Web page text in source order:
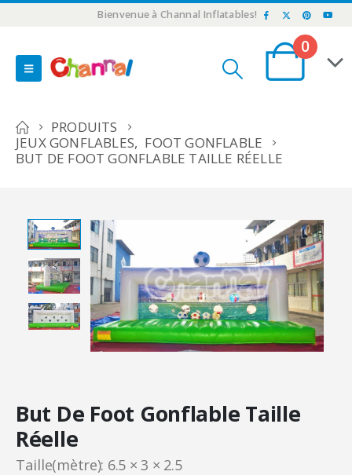
Bienvenue à Channal Inflatables!
0
PRODUITS
JEUX GONFLABLES, FOOT GONFLABLE
BUT DE FOOT GONFLABLE TAILLE RÉELLE
But De Foot Gonflable Taille
Réelle
Taille(mètre): 6.5 × 3 × 2.5